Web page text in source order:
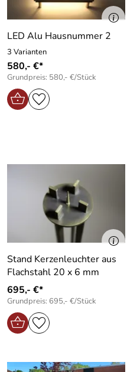
LED Alu Hausnummer 2
3 Varianten
580,- €*
Grundpreis: 580,- €/Stück
Stand Kerzenleuchter aus
Flachstahl 20 x 6 mm
695,- €*
Grundpreis: 695,- €/Stück